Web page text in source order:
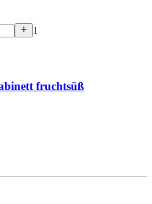
1
fruchtsüß